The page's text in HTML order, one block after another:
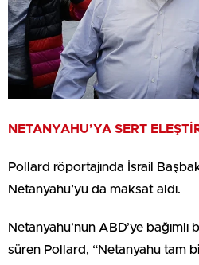
NETANYAHU’YA SERT
Pollard röportajında İsrail
Netanyahu’yu da maksat aldı.
Netanyahu’nun ABD’ye
süren Pollard, “Netanyahu tam